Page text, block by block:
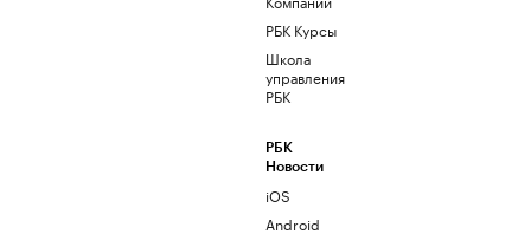
РБК Курсы
Школа
управления
РБК
РБК
Новости
iOS
Android